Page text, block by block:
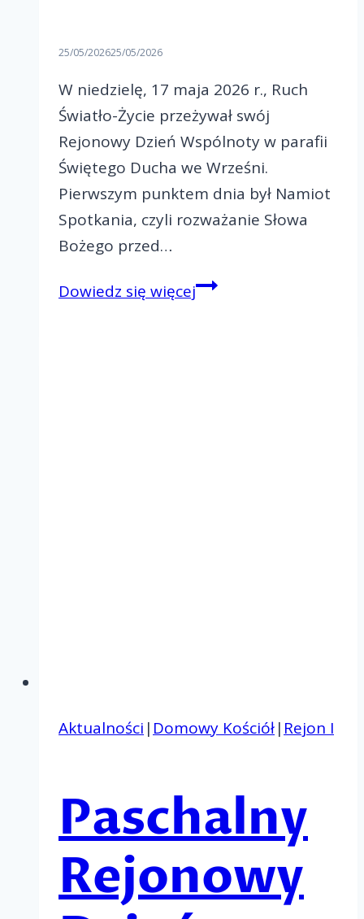
25/05/202625/05/2026
W niedzielę, 17 maja 2026 r., Ruch
Światło-Życie przeżywał swój
Rejonowy Dzień Wspólnoty w parafii
Świętego Ducha we Wrześni.
Pierwszym punktem dnia był Namiot
Spotkania, czyli rozważanie Słowa
Bożego przed…
Dowiedz się więcejPaschalny
Aktualności | Domowy Kościół| Rejon I
Paschalny
Rejonowy